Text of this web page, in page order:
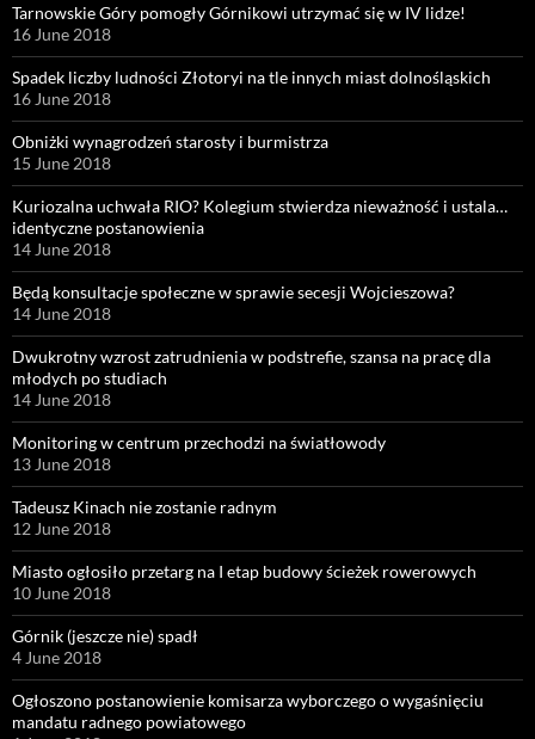
Tarnowskie Góry pomogły Górnikowi utrzymać się w IV lidze!
16 June 2018
Spadek liczby ludności Złotoryi na tle innych miast dolnośląskich
16 June 2018
Obniżki wynagrodzeń starosty i burmistrza
15 June 2018
Kuriozalna uchwała RIO? Kolegium stwierdza nieważność i ustala…
identyczne postanowienia
14 June 2018
Będą konsultacje społeczne w sprawie secesji Wojcieszowa?
14 June 2018
Dwukrotny wzrost zatrudnienia w podstrefie, szansa na pracę dla
młodych po studiach
14 June 2018
Monitoring w centrum przechodzi na światłowody
13 June 2018
Tadeusz Kinach nie zostanie radnym
12 June 2018
Miasto ogłosiło przetarg na I etap budowy ścieżek rowerowych
10 June 2018
Górnik (jeszcze nie) spadł
4 June 2018
Ogłoszono postanowienie komisarza wyborczego o wygaśnięciu
mandatu radnego powiatowego